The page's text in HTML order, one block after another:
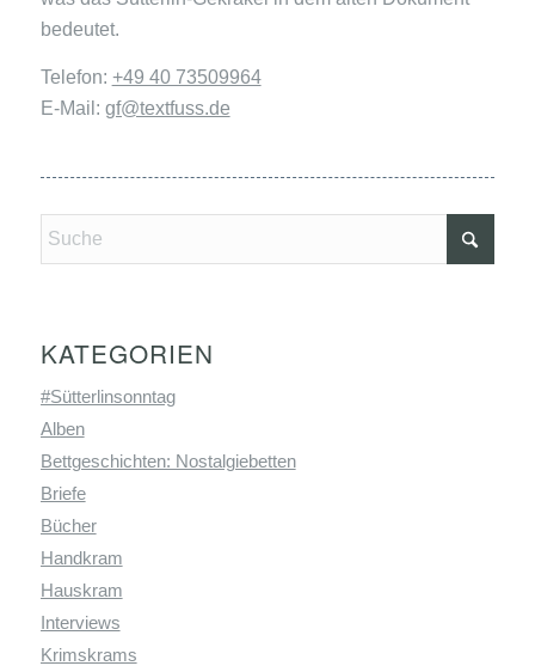
bedeutet.
Telefon: +49 40 73509964
E-Mail: gf@textfuss.de
KATEGORIEN
#Sütterlinsonntag
Alben
Bettgeschichten: Nostalgiebetten
Briefe
Bücher
Handkram
Hauskram
Interviews
Krimskrams